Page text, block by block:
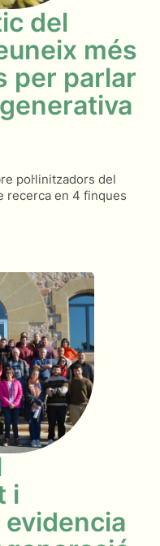
del
més
per parlar
pol·linitzadors del
recerca en 4 finques
i